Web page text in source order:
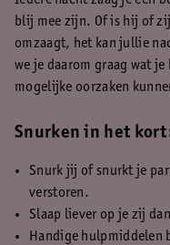
blij mee zijn. Of is hij of
omzaagt, het kan jullie
we je daarom graag wat
mogelijke oorzaken
Snurken in het
Snurk jij of snurkt je
verstoren.
Slaap liever op je zij
Handige hulpmiddelen